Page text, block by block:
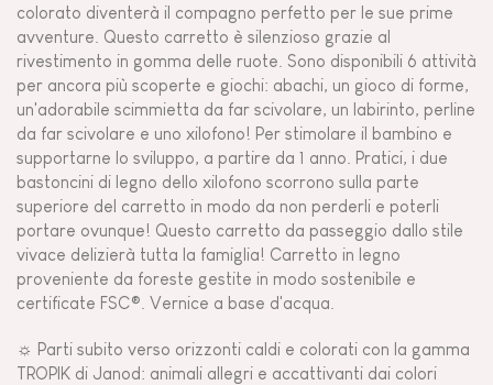
colorato diventerà il compagno perfetto per le sue prime
avventure. Questo carretto è silenzioso grazie al
rivestimento in gomma delle ruote. Sono disponibili 6 attività
per ancora più scoperte e giochi: abachi, un gioco di forme,
un'adorabile scimmietta da far scivolare, un labirinto, perline
da far scivolare e uno xilofono! Per stimolare il bambino e
supportarne lo sviluppo, a partire da 1 anno. Pratici, i due
bastoncini di legno dello xilofono scorrono sulla parte
superiore del carretto in modo da non perderli e poterli
portare ovunque! Questo carretto da passeggio dallo stile
vivace delizierà tutta la famiglia! Carretto in legno
proveniente da foreste gestite in modo sostenibile e
certificate FSC®. Vernice a base d'acqua.
☼ Parti subito verso orizzonti caldi e colorati con la gamma
TROPIK di Janod: animali allegri e accattivanti dai colori